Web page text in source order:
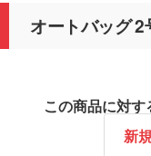
オートバッグ
この商品に対す
新